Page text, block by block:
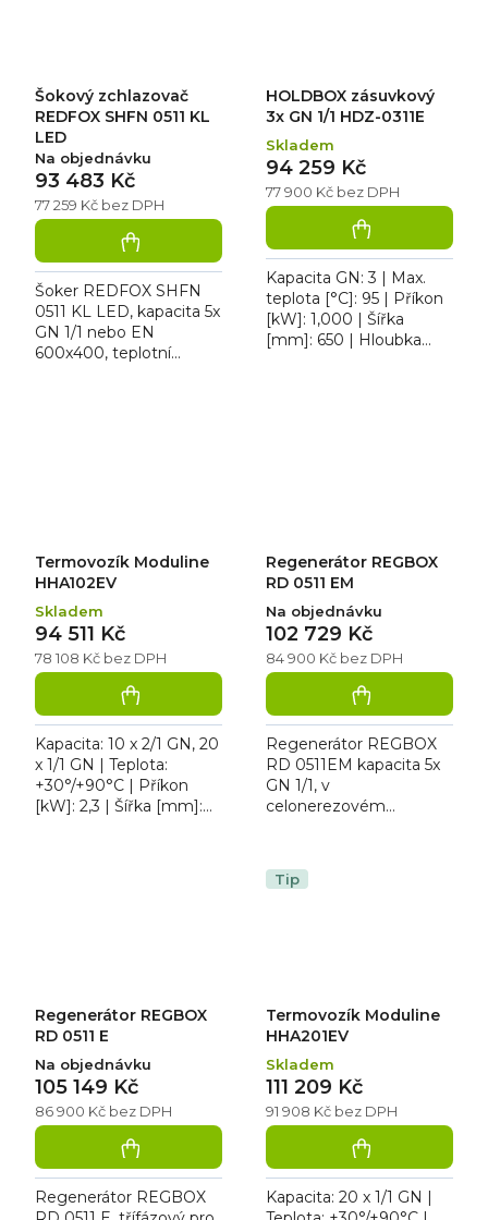
Šokový zchlazovač
REDFOX SHFN 0511 KL
LED
Na objednávku
77 259 Kč bez DPH
93 483 Kč
Šoker REDFOX SHFN
0511 KL LED, kapacita 5x
GN 1/1 nebo EN
600x400, teplotní
HOLDBOX zásuvkový
3x GN 1/1 HDZ-0311E
Skladem
77 900 Kč bez DPH
94 259 Kč
Kapacita GN: 3 | Max.
teplota [°C]: 95 | Příkon
[kW]: 1,000 | Šířka
[mm]: 650 | Hloubka
Termovozík Moduline
HHA102EV
Skladem
78 108 Kč bez DPH
94 511 Kč
Kapacita: 10 x 2/1 GN, 20
x 1/1 GN | Teplota:
+30°/+90°C | Příkon
[kW]: 2,3 | Šířka [mm]:
Regenerátor REGBOX
RD 0511 EM
Na objednávku
84 900 Kč bez DPH
102 729 Kč
Regenerátor REGBOX
RD 0511EM kapacita 5x
GN 1/1, v
celonerezovém
mražené (-18 °C)
produkty. Regenerátor
Regenerátor REGBOX
RD 0511 E
Na objednávku
86 900 Kč bez DPH
105 149 Kč
Regenerátor REGBOX
Tip
Termovozík Moduline
HHA201EV
Skladem
91 908 Kč bez DPH
111 209 Kč
Kapacita: 20 x 1/1 GN |